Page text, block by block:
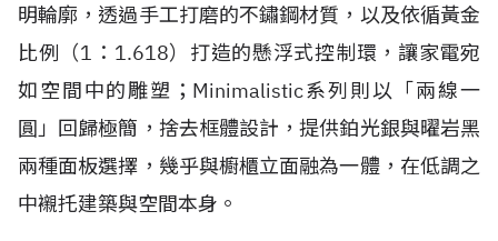
明輪廓，透過手工打磨的不鏽鋼材質，以及依循黃金
比例（1：1.618）打造的懸浮式控制環，讓家電宛
如空間中的雕塑；Minimalistic系列則以「兩線一
圓」回歸極簡，捨去框體設計，提供鉑光銀與曜岩黑
兩種面板選擇，幾乎與櫥櫃立面融為一體，在低調之
中襯托建築與空間本身。